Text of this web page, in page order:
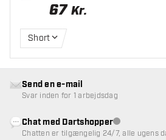
67 Kr.
Short
Send en e-mail
Svar inden for 1 arbejdsdag
Chat med DartshopperKundeservice
Chatten er tilgængelig 24/7, alle ugens